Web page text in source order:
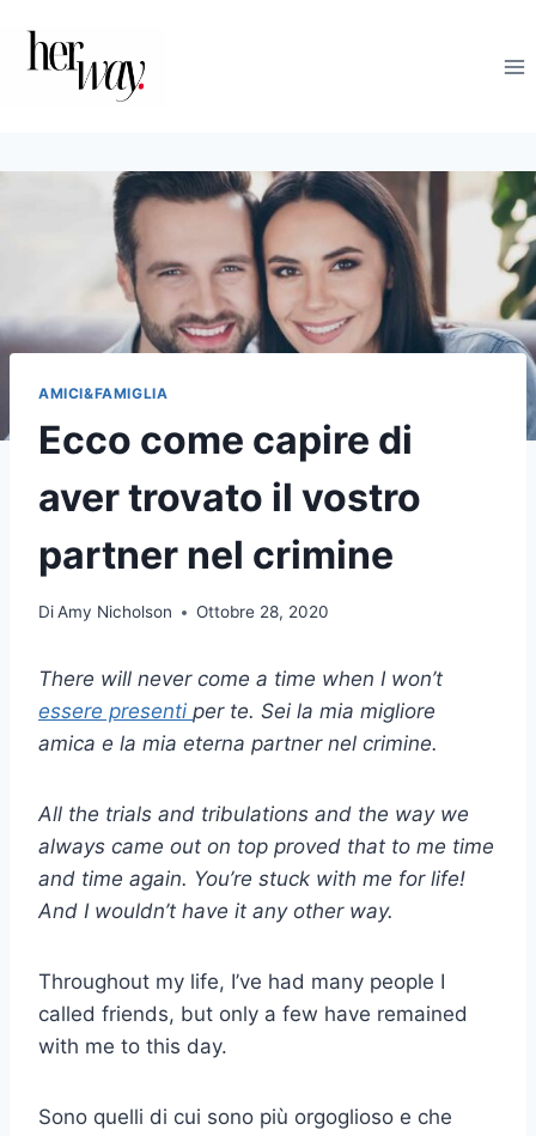
contenuto
AMICI&FAMIGLIA
Ecco come capire di
aver trovato il vostro
partner nel crimine
DiAmy Nicholson Ottobre 28, 2020
There will never come a time when I won’t
essere presenti per te. Sei la mia migliore
amica e la mia eterna partner nel crimine.
All the trials and tribulations and the way we
always came out on top proved that to me time
and time again. You’re stuck with me for life!
And I wouldn’t have it any other way.
Throughout my life, I’ve had many people I
called friends, but only a few have remained
with me to this day.
Sono quelli di cui sono più orgoglioso e che